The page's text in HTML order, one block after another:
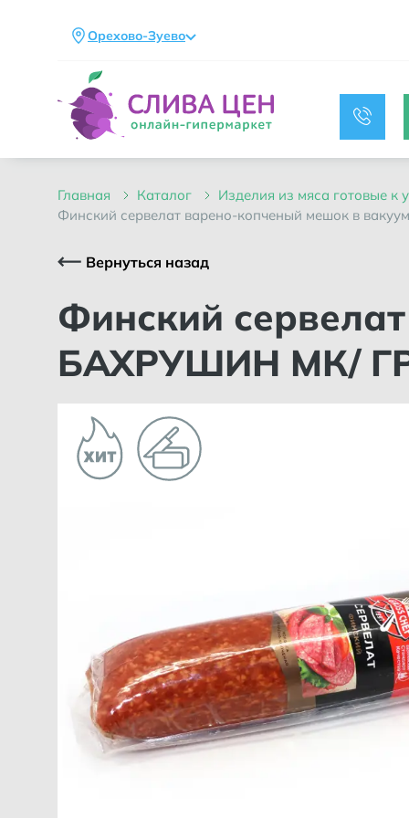
Орехово-Зуево
главная каталог
изделия из мяса готовые
финский сервелат варено-копченый мешок в
Вернуться назад
Финский сервелат варено-копченый мешок в вакууме /
БАХРУШИН МК/